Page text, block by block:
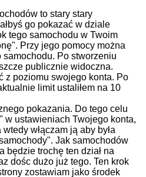
to stary stary
go pokazać w dziale
tego samochodu w Twoim
Przy jego pomocy można
samochodu. Po stworzeniu
publicznie widoczna.
z poziomu swojego konta. Po
limit ustaliłem na 10
pokazania. Do tego celu
w ustawieniach Twojego konta,
włączam ją aby była
Jak samochodów
będzie trochę ten dział na
dośc dużo już tego. Ten krok
zostawiam jako środek